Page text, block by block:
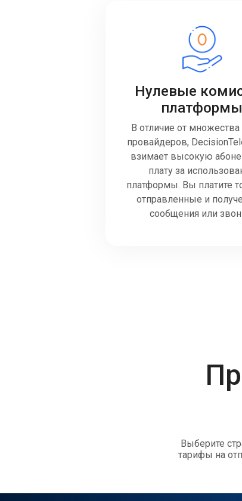
Нулевые
платформы
В отличие от множества
провайдеров,
взимает высокую
плату за
платформы. Вы платите
отправленные и
сообщения или
Выберите
тарифы на